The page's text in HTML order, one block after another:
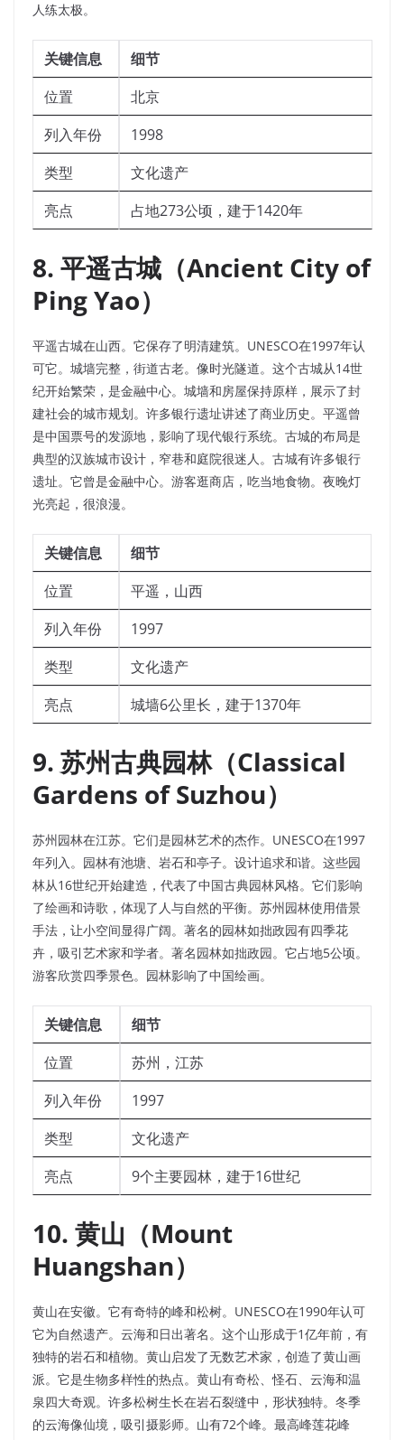
人练太极。
关键信息
细节
位置
北京
列入年份
1998
类型
文化遗产
亮点
占地273公顷，建于1420年
8. 平遥古城（Ancient City of
Ping Yao）
平遥古城在山西。它保存了明清建筑。UNESCO在1997年认
可它。城墙完整，街道古老。像时光隧道。这个古城从14世
纪开始繁荣，是金融中心。城墙和房屋保持原样，展示了封
建社会的城市规划。许多银行遗址讲述了商业历史。平遥曾
是中国票号的发源地，影响了现代银行系统。古城的布局是
典型的汉族城市设计，窄巷和庭院很迷人。古城有许多银行
遗址。它曾是金融中心。游客逛商店，吃当地食物。夜晚灯
光亮起，很浪漫。
关键信息
细节
位置
平遥，山西
列入年份
1997
类型
文化遗产
亮点
城墙6公里长，建于1370年
9. 苏州古典园林（Classical
Gardens of Suzhou）
苏州园林在江苏。它们是园林艺术的杰作。UNESCO在1997
年列入。园林有池塘、岩石和亭子。设计追求和谐。这些园
林从16世纪开始建造，代表了中国古典园林风格。它们影响
了绘画和诗歌，体现了人与自然的平衡。苏州园林使用借景
手法，让小空间显得广阔。著名的园林如拙政园有四季花
卉，吸引艺术家和学者。著名园林如拙政园。它占地5公顷。
游客欣赏四季景色。园林影响了中国绘画。
关键信息
细节
位置
苏州，江苏
列入年份
1997
类型
文化遗产
亮点
9个主要园林，建于16世纪
10. 黄山（Mount
Huangshan）
黄山在安徽。它有奇特的峰和松树。UNESCO在1990年认可
它为自然遗产。云海和日出著名。这个山形成于1亿年前，有
独特的岩石和植物。黄山启发了无数艺术家，创造了黄山画
派。它是生物多样性的热点。黄山有奇松、怪石、云海和温
泉四大奇观。许多松树生长在岩石裂缝中，形状独特。冬季
的云海像仙境，吸引摄影师。山有72个峰。最高峰莲花峰